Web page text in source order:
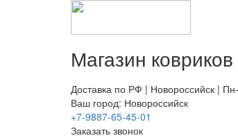
Магазин
Доставка по РФ | Новороссийск |
Ваш город: Новороссийск
+7-9887-65-45-01
Заказать звонок